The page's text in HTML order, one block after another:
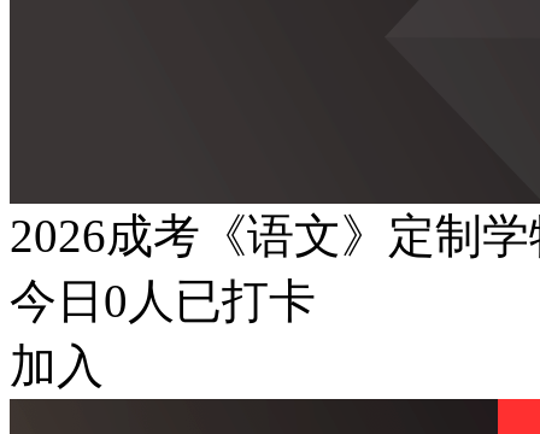
2026成考《语文》定制
今日 0 人已打卡
加入